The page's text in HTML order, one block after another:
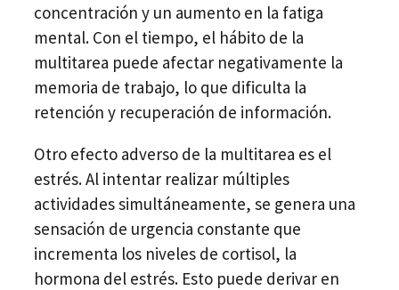
concentración y un aumento en la fatiga
mental. Con el tiempo, el hábito de la
multitarea puede afectar negativamente la
memoria de trabajo, lo que dificulta la
retención y recuperación de información.
Otro efecto adverso de la multitarea es el
estrés. Al intentar realizar múltiples
actividades simultáneamente, se genera una
sensación de urgencia constante que
incrementa los niveles de cortisol, la
hormona del estrés. Esto puede derivar en